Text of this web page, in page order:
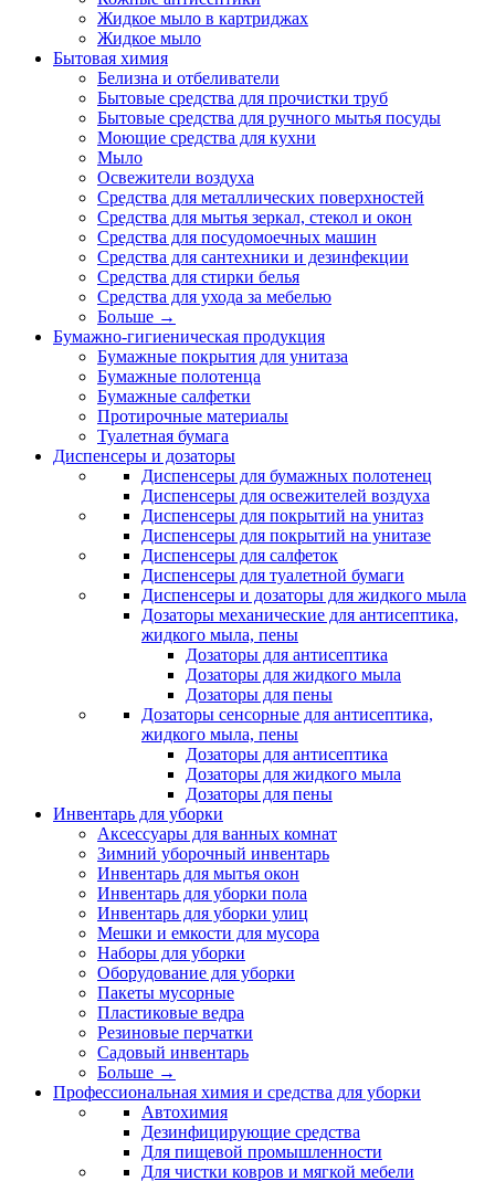
Жидкое мыло в картриджах
Жидкое мыло
Бытовая химия
Белизна и отбеливатели
Бытовые средства для прочистки труб
Бытовые средства для ручного мытья посуды
Моющие средства для кухни
Мыло
Освежители воздуха
Средства для металлических поверхностей
Средства для мытья зеркал, стекол и окон
Средства для посудомоечных машин
Средства для сантехники и дезинфекции
Средства для стирки белья
Средства для ухода за мебелью
Больше →
Бумажно-гигиеническая продукция
Бумажные покрытия для унитаза
Бумажные полотенца
Бумажные салфетки
Протирочные материалы
Туалетная бумага
Диспенсеры и дозаторы
Диспенсеры для бумажных полотенец
Диспенсеры для освежителей воздуха
Диспенсеры для покрытий на унитаз
Диспенсеры для покрытий на унитазе
Диспенсеры для салфеток
Диспенсеры для туалетной бумаги
Диспенсеры и дозаторы для жидкого мыла
Дозаторы механические для антисептика,
жидкого мыла, пены
Дозаторы для антисептика
Дозаторы для жидкого мыла
Дозаторы для пены
Дозаторы сенсорные для антисептика,
жидкого мыла, пены
Дозаторы для антисептика
Дозаторы для жидкого мыла
Дозаторы для пены
Инвентарь для уборки
Аксессуары для ванных комнат
Зимний уборочный инвентарь
Инвентарь для мытья окон
Инвентарь для уборки пола
Инвентарь для уборки улиц
Мешки и емкости для мусора
Наборы для уборки
Оборудование для уборки
Пакеты мусорные
Пластиковые ведра
Резиновые перчатки
Садовый инвентарь
Больше →
Профессиональная химия и средства для уборки
Автохимия
Дезинфицирующие средства
Для пищевой промышленности
Для чистки ковров и мягкой мебели